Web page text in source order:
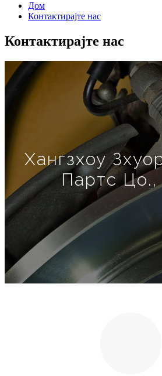
Дом
Контактирајте нас
Контактирајте нас
Хангзхоу
Партс Цо.,